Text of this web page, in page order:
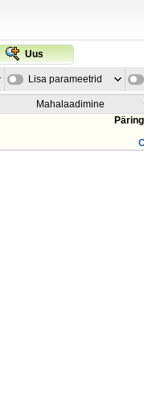
Uus
Lisa parameetrid
Mahalaadimine